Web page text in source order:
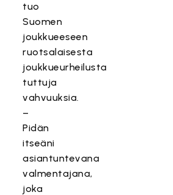
tuo
Suomen
joukkueeseen
ruotsalaisesta
joukkueurheilusta
tuttuja
vahvuuksia.
–
Pidän
itseäni
asiantuntevana
valmentajana,
joka